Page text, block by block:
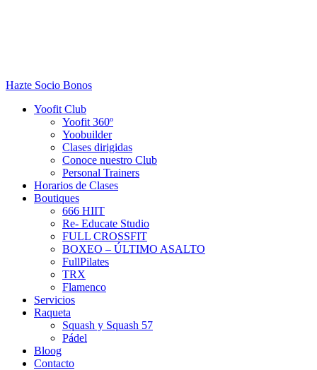
Hazte Socio Bonos
Yoofit Club
Yoofit 360º
Yoobuilder
Clases dirigidas
Conoce nuestro Club
Personal Trainers
Horarios de Clases
Boutiques
666 HIIT
Re- Educate Studio
FULL CROSSFIT
BOXEO – ÚLTIMO ASALTO
FullPilates
TRX
Flamenco
Servicios
Raqueta
Squash y Squash 57
Pádel
Bloog
Contacto